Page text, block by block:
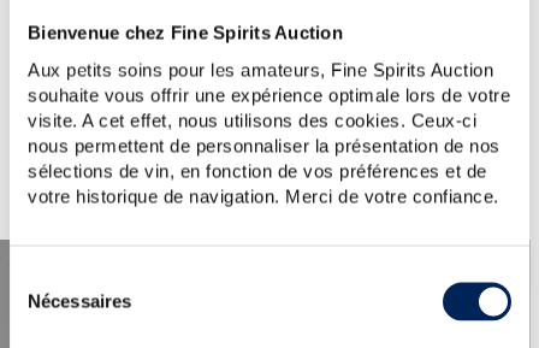
Bienvenue chez Fine Spirits Auction
Aux petits soins pour les amateurs, Fine Spirits Auction
souhaite vous offrir une expérience optimale lors de votre
visite. A cet effet, nous utilisons des cookies. Ceux-ci
nous permettent de personnaliser la présentation de nos
sélections de vin, en fonction de vos préférences et de
votre historique de navigation. Merci de votre confiance.
Nécessaires
Vous pouvez également créer une alerte en cliquant sur le
bouton ci-dessous.
Créer une alerte